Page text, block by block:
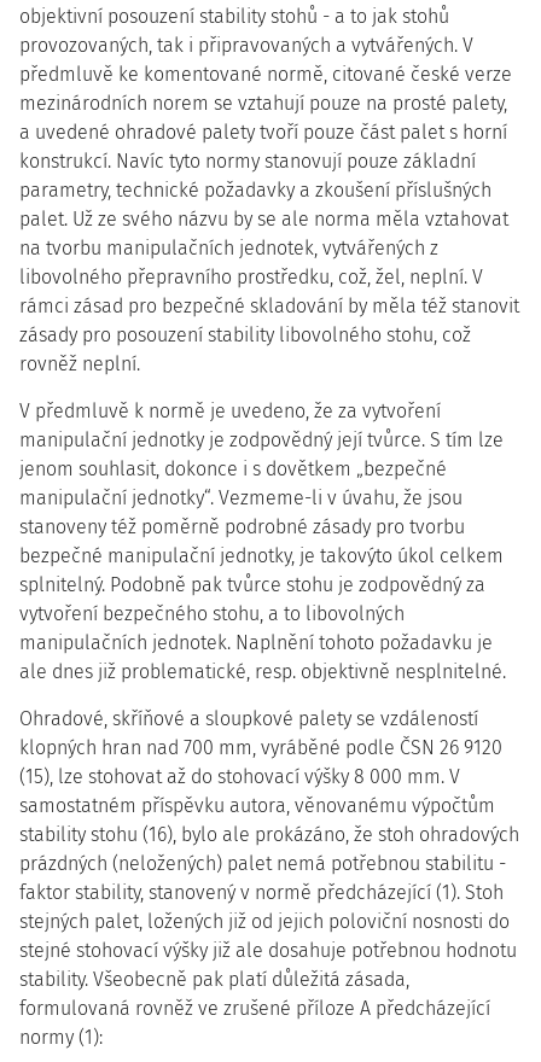
objektivní posouzení stability stohů - a to jak stohů
provozovaných, tak i připravovaných a vytvářených. V
předmluvě ke komentované normě, citované české verze
mezinárodních norem se vztahují pouze na prosté palety,
a uvedené ohradové palety tvoří pouze část palet s horní
konstrukcí. Navíc tyto normy stanovují pouze základní
parametry, technické požadavky a zkoušení příslušných
palet. Už ze svého názvu by se ale norma měla vztahovat
na tvorbu manipulačních jednotek, vytvářených z
libovolného přepravního prostředku, což, žel, neplní. V
rámci zásad pro bezpečné skladování by měla též stanovit
zásady pro posouzení stability libovolného stohu, což
rovněž neplní.
V předmluvě k normě je uvedeno, že za vytvoření
manipulační jednotky je zodpovědný její tvůrce. S tím lze
jenom souhlasit, dokonce i s dovětkem „bezpečné
manipulační jednotky“. Vezmeme-li v úvahu, že jsou
stanoveny též poměrně podrobné zásady pro tvorbu
bezpečné manipulační jednotky, je takovýto úkol celkem
splnitelný. Podobně pak tvůrce stohu je zodpovědný za
vytvoření bezpečného stohu, a to libovolných
manipulačních jednotek. Naplnění tohoto požadavku je
ale dnes již problematické, resp. objektivně nesplnitelné.
Ohradové, skříňové a sloupkové palety se vzdáleností
klopných hran nad 700 mm, vyráběné podle ČSN 26 9120
(15), lze stohovat až do stohovací výšky 8 000 mm. V
samostatném příspěvku autora, věnovanému výpočtům
stability stohu (16), bylo ale prokázáno, že stoh ohradových
prázdných (neložených) palet nemá potřebnou stabilitu -
faktor stability, stanovený v normě předcházející (1). Stoh
stejných palet, ložených již od jejich poloviční nosnosti do
stejné stohovací výšky již ale dosahuje potřebnou hodnotu
stability. Všeobecně pak platí důležitá zásada,
formulovaná rovněž ve zrušené příloze A předcházející
normy (1):